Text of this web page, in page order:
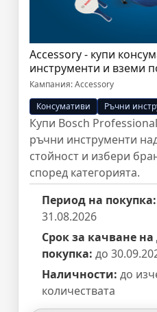
Accessory - купи
инструменти и вземи
Кампания: Accessory
Консумативи
Ръчни
Купи Bosch
ръчни инструменти
стойност и избери
според категорията.
Период на покупка:
31.08.2026
Срок за качване на
покупка: до
Наличности: до
количествата